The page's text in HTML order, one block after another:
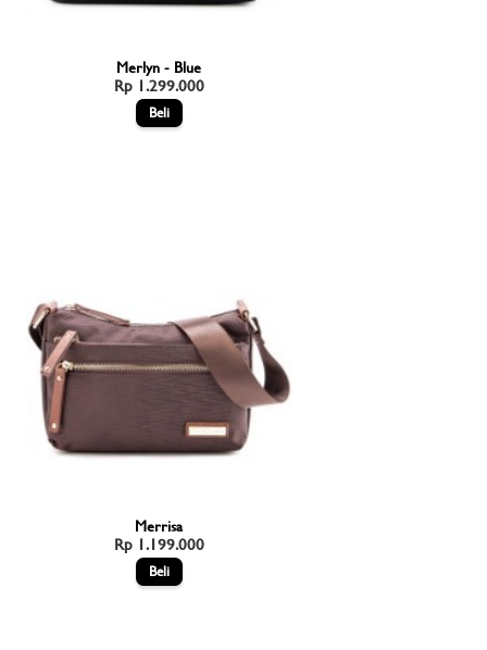
Merlyn - Blue
Rp 1.299.000
Merrisa
Rp 1.199.000